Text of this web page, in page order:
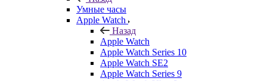
Умные часы
Apple Watch
Назад
Apple Watch
Apple Watch Series 10
Apple Watch SE2
Apple Watch Series 9